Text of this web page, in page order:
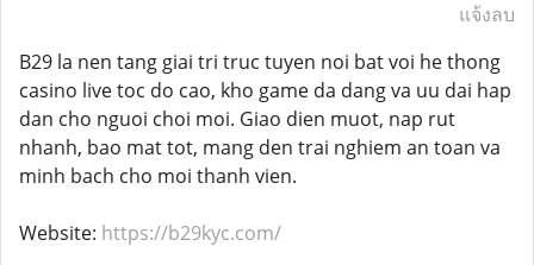
แจ้งลบ
B29 la nen tang giai tri truc tuyen noi bat voi he thong
casino live toc do cao, kho game da dang va uu dai hap
dan cho nguoi choi moi. Giao dien muot, nap rut
nhanh, bao mat tot, mang den trai nghiem an toan va
minh bach cho moi thanh vien.
Website: https://b29kyc.com/